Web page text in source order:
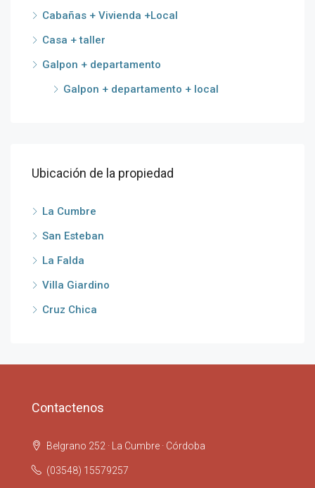
Cabañas + Vivienda +Local
Casa + taller
Galpon + departamento
Galpon + departamento + local
Ubicación de la propiedad
La Cumbre
San Esteban
La Falda
Villa Giardino
Cruz Chica
Contactenos
Belgrano 252 · La Cumbre · Córdoba
(03548) 15579257